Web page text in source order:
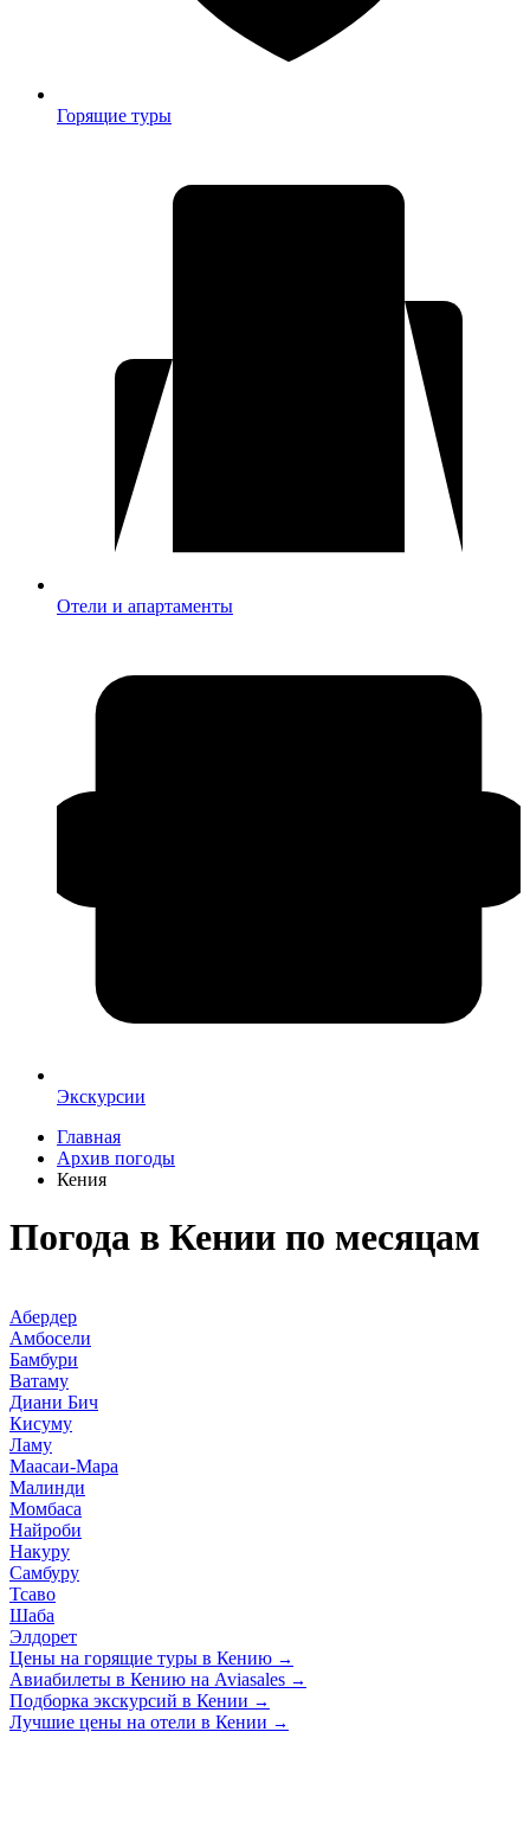
Горящие туры
Отели и апартаменты
Экскурсии
Главная
Архив погоды
Кения
Погода в Кении по месяцам
Абердер
Амбосели
Бамбури
Ватаму
Диани Бич
Кисуму
Ламу
Маасаи-Мара
Малинди
Момбаса
Найроби
Накуру
Самбуру
Тсаво
Шаба
Элдорет
Цены на горящие туры в Кению →
Авиабилеты в Кению на Aviasales →
Подборка экскурсий в Кении →
Лучшие цены на отели в Кении →